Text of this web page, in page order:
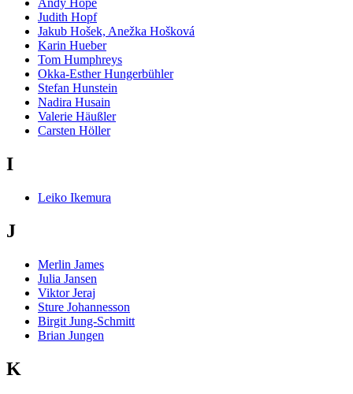
Andy Hope
Judith Hopf
Jakub Hošek, Anežka Hošková
Karin Hueber
Tom Humphreys
Okka-Esther Hungerbühler
Stefan Hunstein
Nadira Husain
Valerie Häußler
Carsten Höller
I
Leiko Ikemura
J
Merlin James
Julia Jansen
Viktor Jeraj
Sture Johannesson
Birgit Jung-Schmitt
Brian Jungen
K